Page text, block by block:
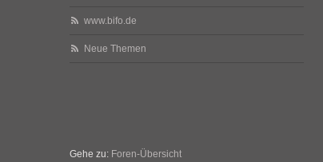
www.bifo.de
Neue Themen
Gehe zu: Foren-Übersicht